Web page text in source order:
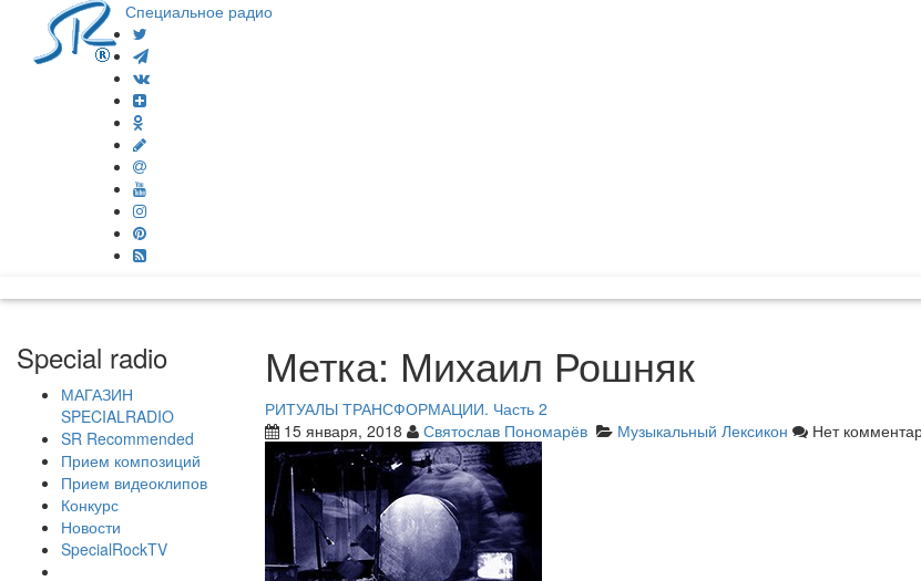
Специальное радио
Special radio
МАГАЗИН
SPECIALRADIO
SR Recommended
Прием композиций
Прием видеоклипов
Конкурс
Новости
SpecialRockTV
Метка: Михаил Рошняк
РИТУАЛЫ ТРАНСФОРМАЦИИ. Часть 2
15 января, 2018
Святослав Пономарёв Музыкальный Лексикон Нет